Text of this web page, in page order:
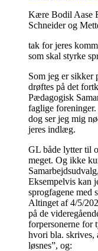
Kære Bodil Aase
Schneider og
tak for jeres
som skal styrke
Som jeg er sikker
drøftes på det
Pædagogisk
faglige
dog ser jeg mig
jeres indlæg.
GL både lytter til
meget. Og ikke
Eksempelvis kan
sprogfagene med
Altinget af 4/5/
på de
forpersonerne for
hvori bla. skrives,
løsnes”, og: